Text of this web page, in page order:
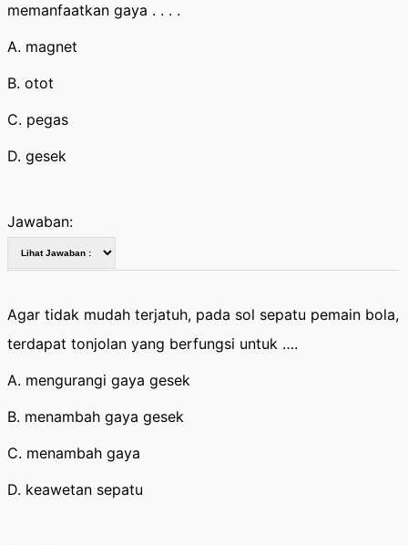
memanfaatkan gaya . . . .
A. magnet
B. otot
C. pegas
D. gesek
Jawaban:
Agar tidak mudah terjatuh, pada sol sepatu pemain bola,
terdapat tonjolan yang berfungsi untuk ….
A. mengurangi gaya gesek
B. menambah gaya gesek
C. menambah gaya
D. keawetan sepatu